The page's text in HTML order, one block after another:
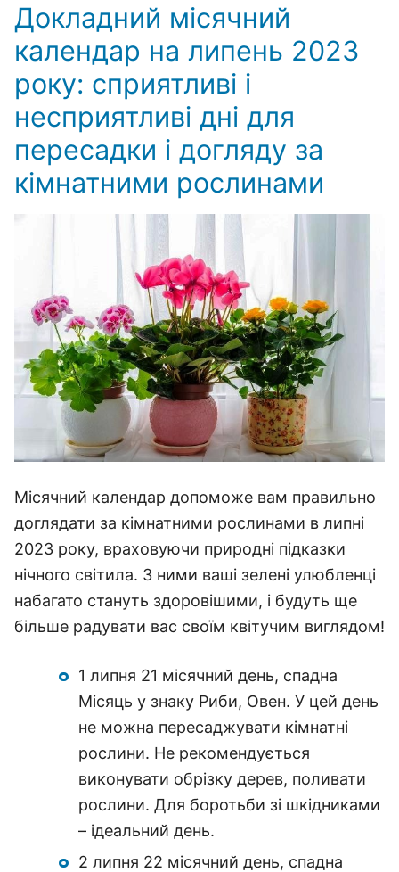
Докладний місячний
календар на липень 2023
року: сприятливі і
несприятливі дні для
пересадки і догляду за
кімнатними рослинами
Місячний календар допоможе вам правильно
доглядати за кімнатними рослинами в липні
2023 року, враховуючи природні підказки
нічного світила. З ними ваші зелені улюбленці
набагато стануть здоровішими, і будуть ще
більше радувати вас своїм квітучим виглядом!
1 липня 21 місячний день, спадна
Місяць у знаку Риби, Овен. У цей день
не можна пересаджувати кімнатні
рослини. Не рекомендується
виконувати обрізку дерев, поливати
рослини. Для боротьби зі шкідниками
– ідеальний день.
2 липня 22 місячний день, спадна